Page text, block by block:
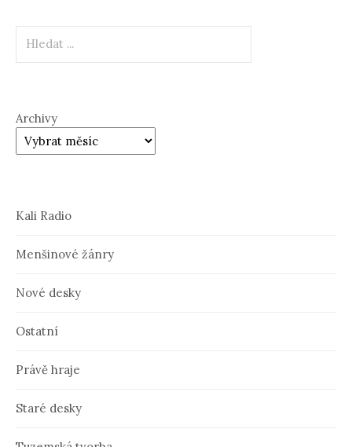
Archivy
Kali Radio
Menšinové žánry
Nové desky
Ostatní
Právě hraje
Staré desky